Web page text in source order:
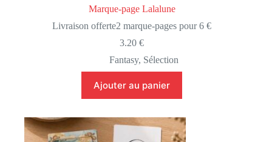
Marque-page Lalalune
Livraison offerte2 marque-pages pour 6 €
3.20€
Fantasy, Sélection
Ajouter au panier